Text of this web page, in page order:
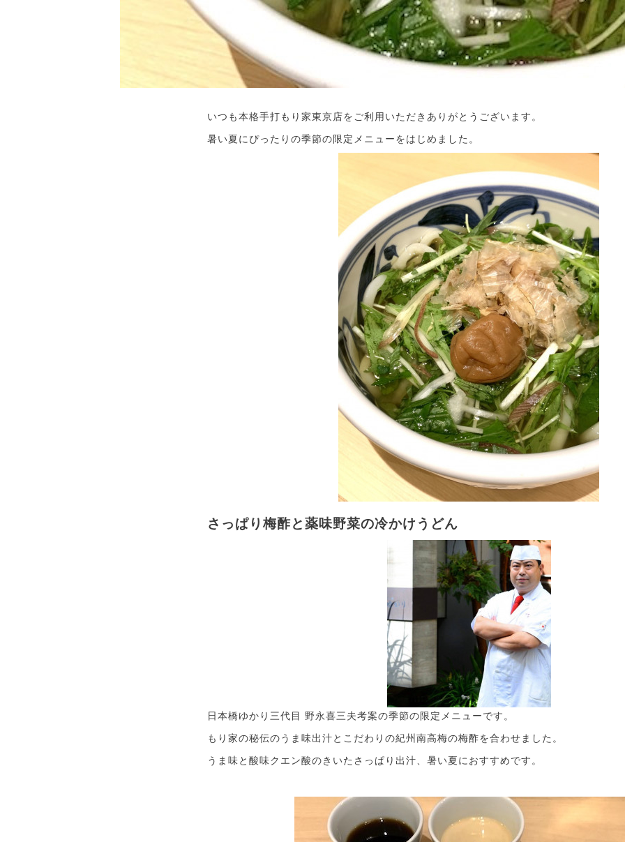
いつも本格手打もり家東京店をご利用いただきありがとうございます。
暑い夏にぴったりの季節の限定メニューをはじめました。
さっぱり梅酢と薬味野菜の冷かけうどん
日本橋ゆかり三代目 野永喜三夫考案の季節の限定メニューです。
もり家の秘伝のうま味出汁とこだわりの紀州南高梅の梅酢を合わせました。
うま味と酸味クエン酸のきいたさっぱり出汁、暑い夏におすすめです。